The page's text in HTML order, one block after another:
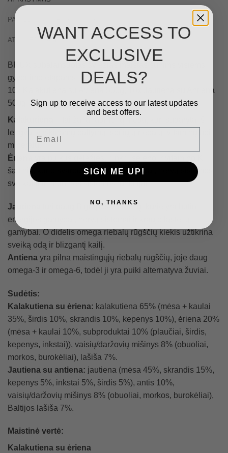
PAPILDOMA INFORMACIJA
ATSILIEPIMAI (0)
BRUX subalansuotas šviežias maistas šunims visiems
gyvenimo etapams.
10x Kalakutiena su Aviena 500g, 10x Jautiena su Antiena
500g
Kalakutiena
lengvai virškinamų baltymų, sočiųjų riebalų, vitaminų bei
mineralų.
Ėriena
šaltinis, kurie svarbūs energijos gamybai, nervų sistemos
sveikatai ir imuninės sistemos funkcijai.
Jautiena
turi daug B grupės vitaminų, kurie yra būtini
energijos gamybai, nervų sistemai ir kraujo ląstelių
gamybai. O didelis omega riebalų rūgščių kiekis užtikrina
sveiką odą ir blizgantį kailį.
Antiena yra pilna maistingųjų riebalų rūgščių, joje daug
omega-3 ir omega-6, todėl ji yra puiki alternatyva žuviai.
Sudėtis:
Kalakutiena su ėriena: kalakutiena 65% (mėsa + kaulai
35%, širdis 10%, skrandis 10%, kepenys 10%), ėriena 20%
(mėsa + kaulai 10%, subproduktai 10% (plaučiai, širdis,
kepenys, inkstai)), vaisių/daržovių mišinys 8% (obuoliai,
morkos, burokėliai), lašiša 7%.
Jautiena su antiena: jautiena (mėsa 45%, skrandis 15%,
kepenys 5%, inkstai 5%, širdis 5%), antis 10%,
vaisių/daržovių mišinys 8% (obuoliai, morkos, burokėliai),
Baltijos lašiša 7%.
Maistinė vertė:
Kalakutiena su ėriena
WANT ACCESS TO
EXCLUSIVE
DEALS?
Sign up to receive access to our latest updates
and best offers.
SIGN ME UP!
NO, THANKS